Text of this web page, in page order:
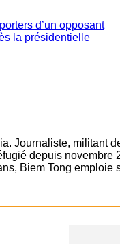
d’un opposant
la présidentielle
Journaliste, militant
depuis
Biem Tong